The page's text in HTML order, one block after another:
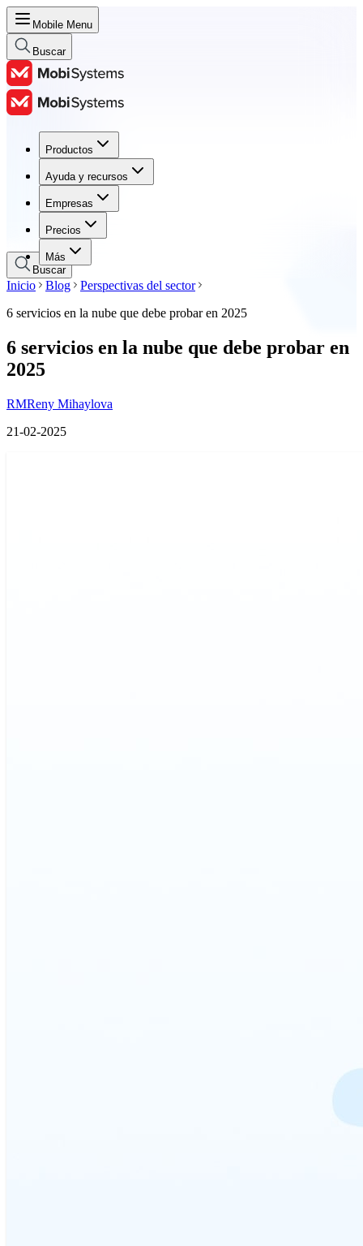
Mobile Menu
Buscar
Productos
Ayuda y recursos
Empresas
Precios
Más
Productos
Ayuda y recursos
Empresas
Precios
Buscar
Inicio Blog
Perspectivas del sector
6 servicios en la nube que debe probar en 2025
6 servicios en la nube que debe probar en
2025
RMReny Mihaylova
21-02-2025